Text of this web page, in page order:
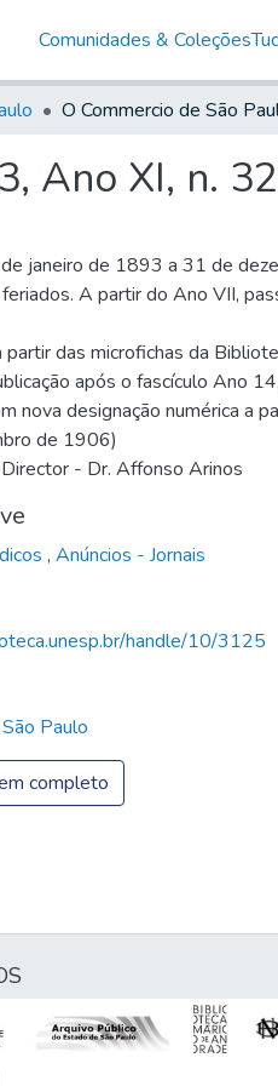
Comunidades & Coleções
Ano XI, n.
janeiro de 1893 a 31 de
A partir do Ano VII,
das microfichas da
após o fascículo Ano
nova designação numérica a
de 1906)
- Dr. Affonso Arinos
, Anúncios - Jornais
handle/10/3125
Paulo
completo